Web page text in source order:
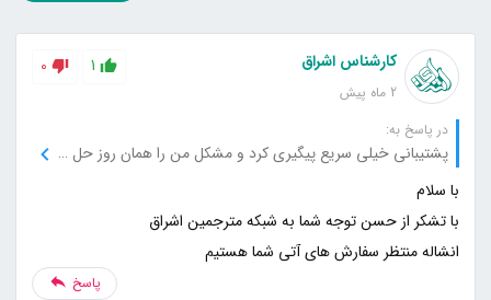
کارشناس اشراق
2 ماه پیش
1
0
در پاسخ به:
پشتیبانی خیلی سریع پیگیری کرد و مشکل من را همان روز حل کرد.
انشاله منتظر سفارش های آتی شما هستیم
پاسخ